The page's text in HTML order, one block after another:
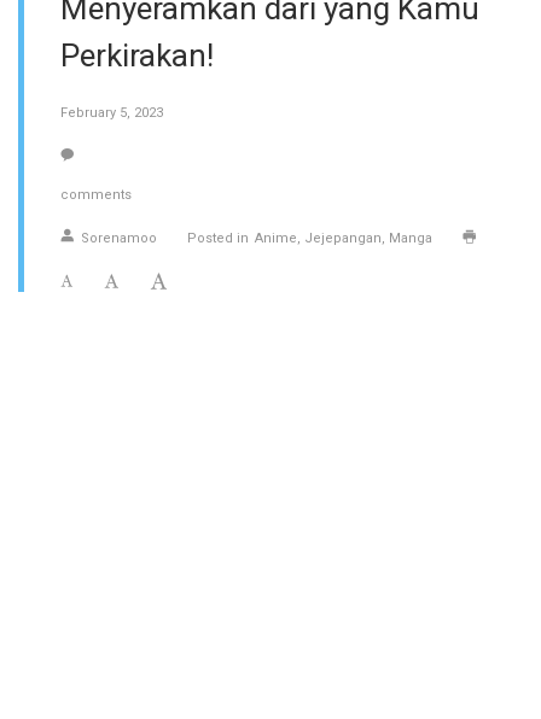
Menyeramkan dari yang Kamu
Perkirakan!
February 5, 2023
comments
Sorenamoo Posted in Anime Jejepangan Manga